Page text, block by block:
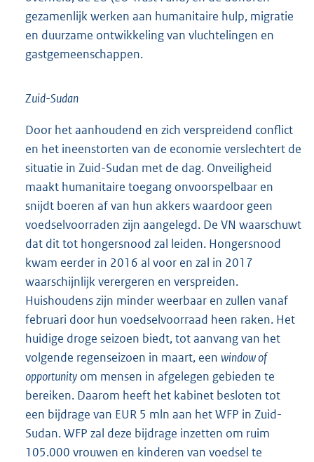
gezamenlijk werken aan humanitaire hulp, migratie
en duurzame ontwikkeling van vluchtelingen en
gastgemeenschappen.
Zuid-Sudan
Door het aanhoudend en zich verspreidend conflict
en het ineenstorten van de economie verslechtert de
situatie in Zuid-Sudan met de dag. Onveiligheid
maakt humanitaire toegang onvoorspelbaar en
snijdt boeren af van hun akkers waardoor geen
voedselvoorraden zijn aangelegd. De VN waarschuwt
dat dit tot hongersnood zal leiden. Hongersnood
kwam eerder in 2016 al voor en zal in 2017
waarschijnlijk verergeren en verspreiden.
Huishoudens zijn minder weerbaar en zullen vanaf
februari door hun voedselvoorraad heen raken. Het
huidige droge seizoen biedt, tot aanvang van het
volgende regenseizoen in maart, een window of
opportunity om mensen in afgelegen gebieden te
bereiken. Daarom heeft het kabinet besloten tot
een bijdrage van EUR 5 mln aan het WFP in Zuid-
Sudan. WFP zal deze bijdrage inzetten om ruim
105.000 vrouwen en kinderen van voedsel te